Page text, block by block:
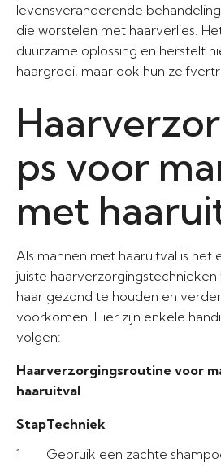
levensveranderende
die worstelen met haarverlies.
duurzame oplossing en herstelt
haargroei, maar ook hun
ps voor
met
Als mannen met haaruitval is het
juiste
haar gezond te houden en
voorkomen. Hier zijn enkele
volgen:
Haarverzorgingsroutine voor
haaruitval
StapTechniek
1
Gebruik een zachte